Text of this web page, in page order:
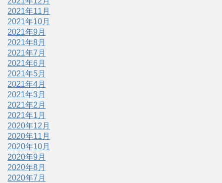
2021年11月
2021年10月
2021年9月
2021年8月
2021年7月
2021年6月
2021年5月
2021年4月
2021年3月
2021年2月
2021年1月
2020年12月
2020年11月
2020年10月
2020年9月
2020年8月
2020年7月